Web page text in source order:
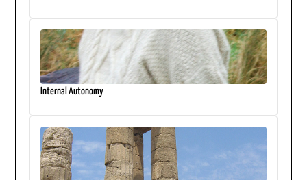
Internal Autonomy